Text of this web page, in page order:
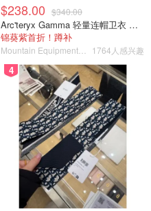
$238.00 $340.00
Arc'teryx Gamma 轻量连帽卫衣 女款
锦葵紫首折！蹲补
1764人感兴趣
4